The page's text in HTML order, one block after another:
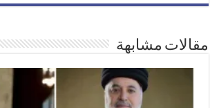
مقالات مشابهة